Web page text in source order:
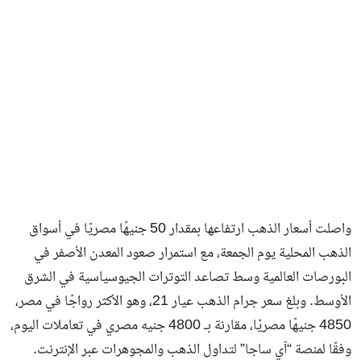
واصلت أسعار الذهب ارتفاعها بمقدار 50 جنيهًا مصريًا في أسواق
الذهب المحلية يوم الجمعة، مع استمرار صعود المعدن الأصفر في
البورصات العالمية وسط تصاعد التوترات الجيوسياسية في الشرق
الأوسط. وبلغ سعر جرام الذهب عيار 21، وهو الأكثر رواجًا في مصر،
4850 جنيهًا مصريًا، مقارنة بـ 4800 جنيه مصري في تعاملات اليوم،
وفقًا لمنصة “آي ساجا” لتداول الذهب والمجوهرات عبر الإنترنت.